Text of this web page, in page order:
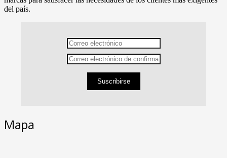
del país.
Suscribirse
Mapa